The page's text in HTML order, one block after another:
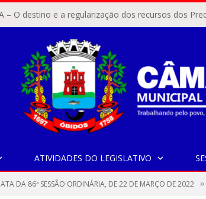
ATIVIDADES DO LEGISLATIVO
ATA DA 86ª SESSÃO ORDINÁRIA, DE 22 DE MARÇO DE 2022 »